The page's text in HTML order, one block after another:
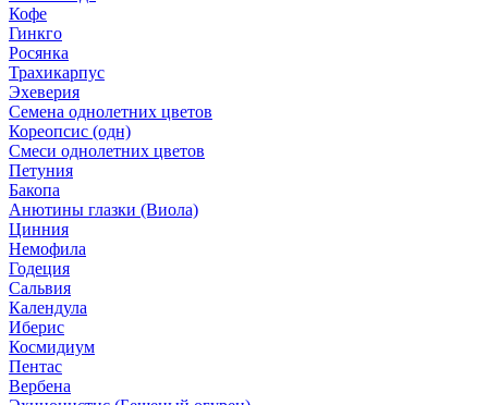
Кофе
Гинкго
Росянка
Трахикарпус
Эхеверия
Семена однолетних цветов
Кореопсис (одн)
Смеси однолетних цветов
Петуния
Бакопа
Анютины глазки (Виола)
Цинния
Немофила
Годеция
Сальвия
Календула
Иберис
Космидиум
Пентас
Вербена